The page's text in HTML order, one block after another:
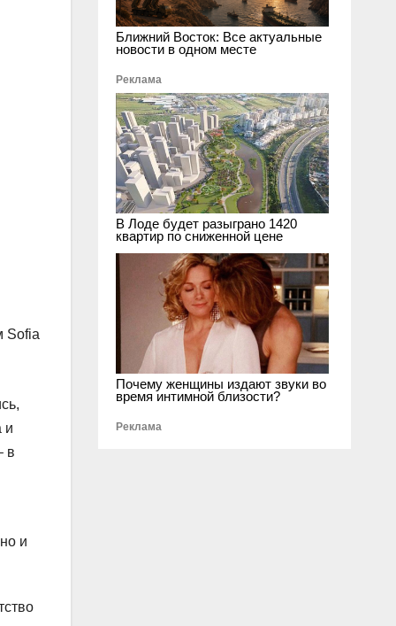
Sofia
и
в
и
Ближний Восток: Все актуальные
новости в одном месте
Реклама
В Лоде будет разыграно 1420
квартир по сниженной цене
Почему женщины издают звуки во
время интимной близости?
Реклама